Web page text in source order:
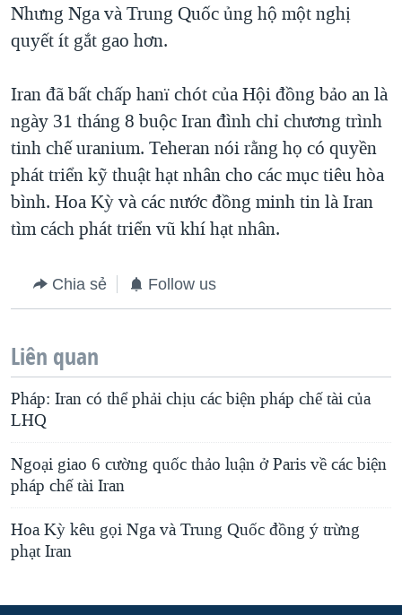
TRỊNH VĨNH BÌNH VS. CHÍNH PHỦ VIỆT NAM
BÊN KIA QUỐC LỘ: TIẾNG VỌNG TỪ NÔNG THÔN MỸ
QUAN HỆ VIỆT MỸ
Nhưng Nga và Trung Quốc ủng hộ một nghị
quyết ít gắt gao hơn.
Iran đã bất chấp hanï chót của Hội đồng bảo an là
ngày 31 tháng 8 buộc Iran đình chỉ chương trình
tinh chế uranium. Teheran nói rằng họ có quyền
phát triển kỹ thuật hạt nhân cho các mục tiêu hòa
bình. Hoa Kỳ và các nước đồng minh tin là Iran
tìm cách phát triển vũ khí hạt nhân.
Chia sẻ Follow us
Liên quan
Pháp: Iran có thể phải chịu các biện pháp chế tài của
LHQ
Ngoại giao 6 cường quốc thảo luận ở Paris về các biện
pháp chế tài Iran
Hoa Kỳ kêu gọi Nga và Trung Quốc đồng ý trừng
phạt Iran